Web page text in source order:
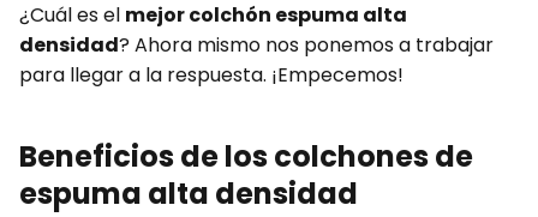
¿Cuál es el mejor colchón espuma alta
densidad? Ahora mismo nos ponemos a trabajar
para llegar a la respuesta. ¡Empecemos!
Beneficios de los colchones de
espuma alta densidad